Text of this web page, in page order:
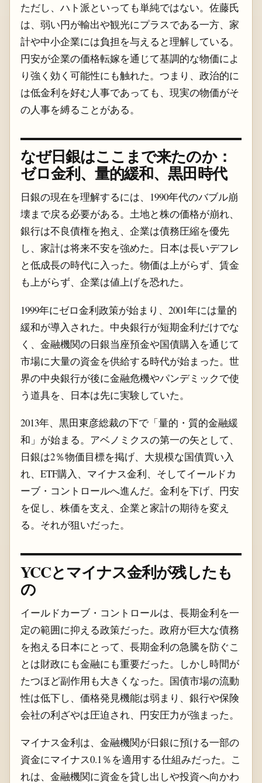
ただし、ハト派といっても単純ではない。佐藤氏
は、弱い円が輸出や観光にプラスである一方、家
計や中小企業には負担を与えると理解している。
円安が企業の価格転嫁を通じて基調的な物価によ
り強く効く可能性にも触れた。つまり、政治的に
は低金利を好む人事であっても、現実の物価がそ
の人事を縛ることがある。
なぜ日銀はここまで来たのか：
ゼロ金利、量的緩和、黒田時代
日銀の現在を理解するには、1990年代のバブル崩
壊まで戻る必要がある。土地と株の価格が崩れ、
銀行は不良債権を抱え、企業は債務圧縮を優先
し、家計は将来不安を強めた。日本は長いデフレ
と低成長の時代に入った。物価は上がらず、賃金
も上がらず、企業は値上げを恐れた。
1999年にゼロ金利政策が始まり、2001年には量的
緩和が導入された。中央銀行が短期金利だけでな
く、金融機関の日銀当座預金や国債購入を通じて
市場に大量の資金を供給する時代が始まった。世
界の中央銀行が後に金融危機やパンデミックで使
う道具を、日本は先に実験していた。
2013年、黒田東彦総裁の下で「量的・質的金融緩
和」が始まる。アベノミクスの第一の矢として、
日銀は2％物価目標を掲げ、大規模な国債買い入
れ、ETF購入、マイナス金利、そしてイールドカ
ーブ・コントロールへ進んだ。金利を下げ、円安
を促し、株価を支え、企業と家計の期待を変え
る。それが狙いだった。
YCCとマイナス金利が残したも
の
イールドカーブ・コントロールは、長期金利を一
定の範囲に抑える政策だった。政府が巨大な債務
を抱える日本にとって、長期金利の急騰を防ぐこ
とは財政にも金融にも重要だった。しかし時間が
たつほど副作用も大きくなった。国債市場の流動
性は低下し、価格発見機能は弱まり、銀行や保険
会社の利ざやは圧迫され、円安圧力が強まった。
マイナス金利は、金融機関が日銀に預ける一部の
資金にマイナス0.1％を適用する仕組みだった。こ
れは、金融機関に資金を貸し出しや投資へ向かわ